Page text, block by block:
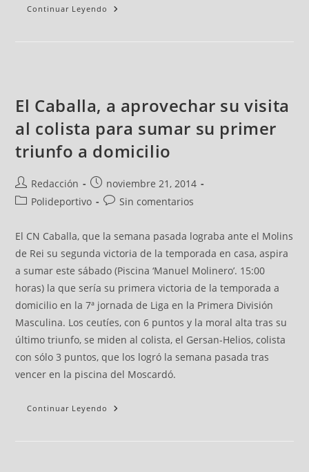
Continuar Leyendo
El Caballa, a aprovechar su visita
al colista para sumar su primer
triunfo a domicilio
Redacción
noviembre 21, 2014
Polideportivo
Sin comentarios
El CN Caballa, que la semana pasada lograba ante el Molins
de Rei su segunda victoria de la temporada en casa, aspira
a sumar este sábado (Piscina ‘Manuel Molinero’. 15:00
horas) la que sería su primera victoria de la temporada a
domicilio en la 7ª jornada de Liga en la Primera División
Masculina. Los ceutíes, con 6 puntos y la moral alta tras su
último triunfo, se miden al colista, el Gersan-Helios, colista
con sólo 3 puntos, que los logró la semana pasada tras
vencer en la piscina del Moscardó.
Continuar Leyendo